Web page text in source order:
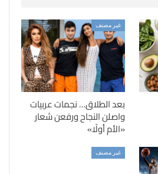
غير مصنف
بعد الطلاق… نجمات عربيات
واصلن النجاح ورفعن شعار
«الأم أولًا»
غير مصنف